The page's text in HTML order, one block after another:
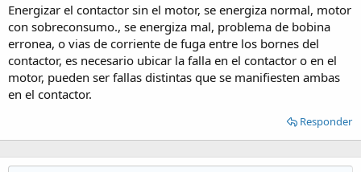
Energizar el contactor sin el motor, se energiza normal, motor
con sobreconsumo., se energiza mal, problema de bobina
erronea, o vias de corriente de fuga entre los bornes del
contactor, es necesario ubicar la falla en el contactor o en el
motor, pueden ser fallas distintas que se manifiesten ambas
en el contactor.
Responder